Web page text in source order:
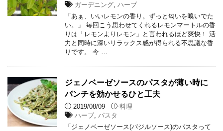
ガーデニング ,ハーブ
「あぁ、いいレモンの香り。ずっと匂いを嗅いでた
い。」 毎回こう思わせてくれるレモンマートルの香
りは「レモンよりレモン」と言われるほど爽快！ 活
力と同時に深いリラックス感が得られる不思議な香
りです。 今 …
ジェノベーゼソースのパスタが薄い時に
パンチを効かせるひと工夫
2019/08/09 -料理
ハーブ パスタ
「ジェノベーゼソース(バジルソース)のパスタって